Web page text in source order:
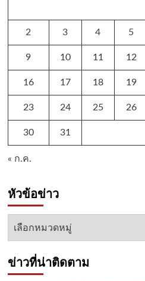
2 3 4 5
9 10 11 12
16 17 18 19
23 24 25 26
30 31
« ก.ค.
หัวข้อข่าว
หัวข้อ
ข่าวที่น่าติดตาม